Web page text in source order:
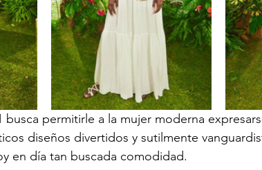
busca permitirle a la mujer moderna
diseños divertidos y sutilmente
en día tan buscada comodidad.